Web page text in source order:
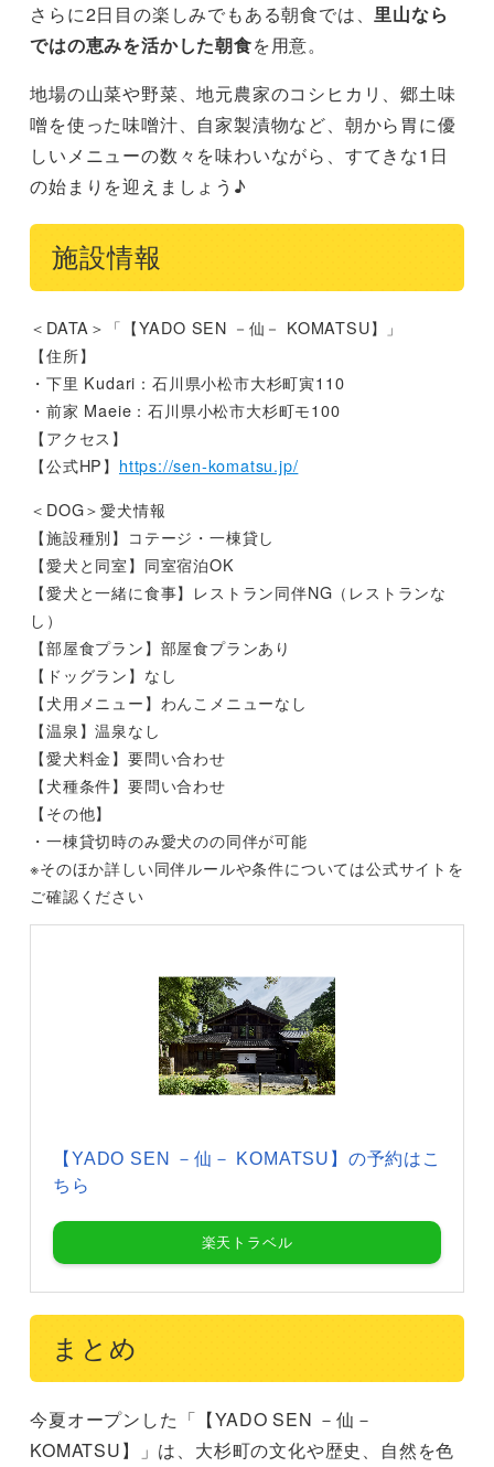
さらに2日目の楽しみでもある朝食では、里山なら
ではの恵みを活かした朝食を用意。
地場の山菜や野菜、地元農家のコシヒカリ、郷土味
噌を使った味噌汁、自家製漬物など、朝から胃に優
しいメニューの数々を味わいながら、すてきな1日
の始まりを迎えましょう♪
施設情報
＜DATA＞「【YADO SEN －仙－ KOMATSU】」
【住所】
・下里 Kudari：石川県小松市大杉町寅110
・前家 Maeie：石川県小松市大杉町モ100
【アクセス】
【公式HP】 https://sen-komatsu.jp/
＜DOG＞愛犬情報
【施設種別】コテージ・一棟貸し
【愛犬と同室】同室宿泊OK
【愛犬と一緒に食事】レストラン同伴NG（レストランな
し）
【部屋食プラン】部屋食プランあり
【ドッグラン】なし
【犬用メニュー】わんこメニューなし
【温泉】温泉なし
【愛犬料金】要問い合わせ
【犬種条件】要問い合わせ
【その他】
・一棟貸切時のみ愛犬のの同伴が可能
※そのほか詳しい同伴ルールや条件については公式サイトを
ご確認ください
【YADO SEN －仙－ KOMATSU】の予約はこ
ちら
楽天トラベル
まとめ
今夏オープンした「【YADO SEN －仙－
KOMATSU】」は、大杉町の文化や歴史、自然を色